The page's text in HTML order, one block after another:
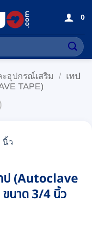
0
ะอุปกรณ์เสริม / เทป
TAPE)
ทป (Autoclave
นาด 3/4 นิ้ว